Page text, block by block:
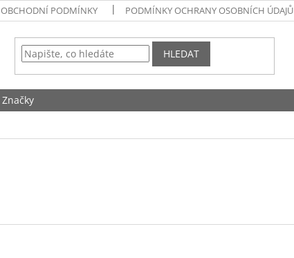
OBCHODNÍ PODMÍNKY PODMÍNKY OCHRANY OSOBNÍCH ÚDAJŮ
HLEDAT
Značky